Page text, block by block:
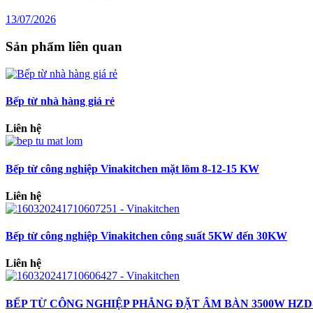
13/07/2026
Sản phẩm liên quan
Bếp từ nhà hàng giá rẻ
Liên hệ
Bếp từ công nghiệp Vinakitchen mặt lõm 8-12-15 KW
Liên hệ
Bếp từ công nghiệp Vinakitchen công suất 5KW đến 30KW
Liên hệ
BẾP TỪ CÔNG NGHIỆP PHẲNG ĐẶT ÂM BÀN 3500W